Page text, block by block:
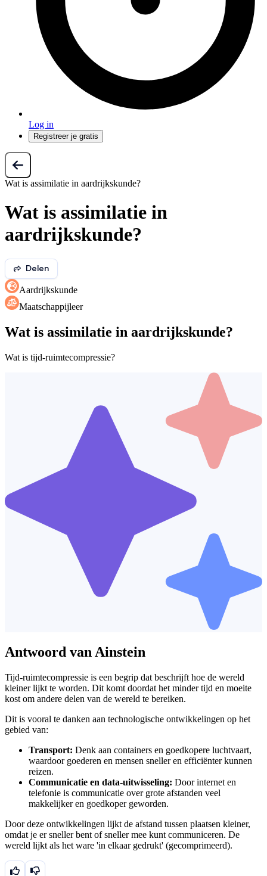
Log in
Registreer je gratis
Wat is assimilatie in aardrijkskunde?
Wat is assimilatie in
aardrijkskunde?
Delen
Aardrijkskunde
Maatschappijleer
Wat is assimilatie in aardrijkskunde?
Wat is tijd-ruimtecompressie?
Antwoord van Ainstein
Tijd-ruimtecompressie is een begrip dat beschrijft hoe de wereld
kleiner lijkt te worden. Dit komt doordat het minder tijd en moeite
kost om andere delen van de wereld te bereiken.
Dit is vooral te danken aan technologische ontwikkelingen op het
gebied van:
Transport: Denk aan containers en goedkopere luchtvaart,
waardoor goederen en mensen sneller en efficiënter kunnen
reizen.
Communicatie en data-uitwisseling: Door internet en
telefonie is communicatie over grote afstanden veel
makkelijker en goedkoper geworden.
Door deze ontwikkelingen lijkt de afstand tussen plaatsen kleiner,
omdat je er sneller bent of sneller mee kunt communiceren. De
wereld lijkt als het ware 'in elkaar gedrukt' (gecomprimeerd).